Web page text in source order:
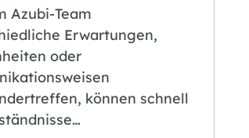
Azubi-Team
Erwartungen,
oder
können schnell